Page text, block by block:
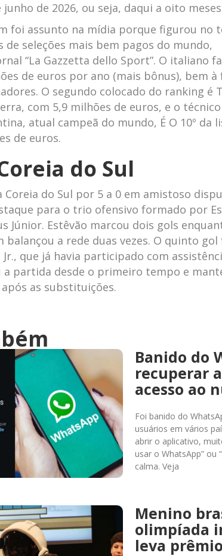
junho de 2026, ou seja, daqui a oito
foi assunto na mídia porque figurou no
de seleções mais bem pagos do mundo,
“La Gazzetta dello Sport”. O italiano
de euros por ano (mais bônus), bem
O segundo colocado do ranking é
com 5,9 milhões de euros, e o
atual campeã do mundo, É O 10º da
de euros.
do Sul
Coreia do Sul por 5 a 0 em amistoso
para o trio ofensivo formado por
Júnior. Estêvão marcou dois gols
balançou a rede duas vezes. O quinto gol
que já havia participado com
a partida desde o primeiro tempo e
as substituições.
Banido do
recuperar
acesso ao
Foi banido do
usuários em vários
abrir o aplicativo,
usar o WhatsApp” ou
calma. Veja
Menino
olimpíada
leva